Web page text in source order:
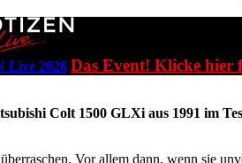
Live 2026 Das Event! Klicke hier
Colt 1500 GLXi aus 1991 im
Vor allem dann, wenn sie